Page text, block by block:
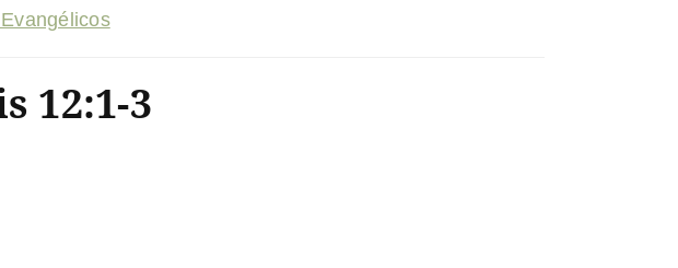
12:1-3